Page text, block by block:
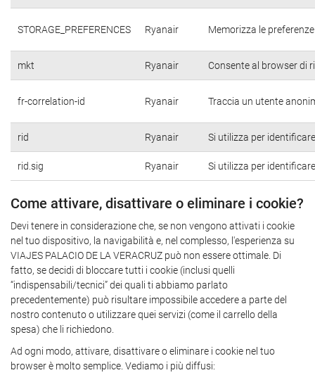
STORAGE_PREFERENCES Ryanair Memorizza le
mkt Ryanair Consente al browser di
fr-correlation-id Ryanair Traccia un utente
rid Ryanair Si utilizza per
rid.sig Ryanair Si utilizza per
Come attivare, disattivare o eliminare i cookie?
Devi tenere in considerazione che, se non vengono attivati i cookie
nel tuo dispositivo, la navigabilità e, nel complesso, l'esperienza su
VIAJES PALACIO DE LA VERACRUZ può non essere ottimale. Di
fatto, se decidi di bloccare tutti i cookie (inclusi quelli
“indispensabili/tecnici” dei quali ti abbiamo parlato
precedentemente) può risultare impossibile accedere a parte del
nostro contenuto o utilizzare quei servizi (come il carrello della
spesa) che li richiedono.
Ad ogni modo, attivare, disattivare o eliminare i cookie nel tuo
browser è molto semplice. Vediamo i più diffusi: